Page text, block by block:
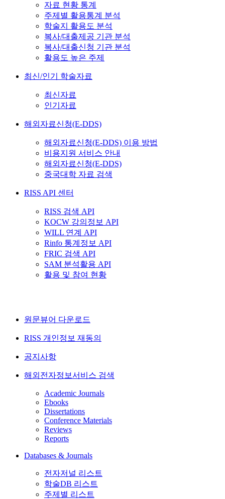
자료 현황 통계
주제별 활용통계 분석
학술지 활용도 분석
복사/대출제공 기관 분석
복사/대출신청 기관 분석
활용도 높은 주제
최신/인기 학술자료
최신자료
인기자료
해외자료신청(E-DDS)
해외자료신청(E-DDS) 이용 방법
비용지원 서비스 안내
해외자료신청(E-DDS)
중국대학 자료 검색
RISS API 센터
RISS 검색 API
KOCW 강의정보 API
WILL 연계 API
Rinfo 통계정보 API
FRIC 검색 API
SAM 분석활용 API
활용 및 참여 현황
원문뷰어 다운로드
RISS 개인정보 재동의
공지사항
해외전자정보서비스 검색
Academic Journals
Ebooks
Dissertations
Conference Materials
Reviews
Reports
Databases & Journals
전자저널 리스트
학술DB 리스트
주제별 리스트